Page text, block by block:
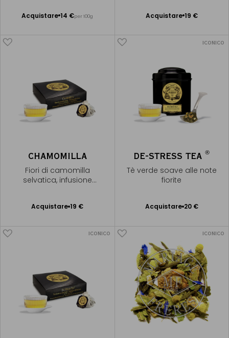
Acquistare 14 €per 100g
Aggiungere
Acquistare 19 €
Aggiungere
CHAMOMILLA
Fiori di camomilla
selvatica, infusione
Acquistare 19 €
Aggiungere
ICONICO
DE-STRESS TEA®
Tè verde soave alle note
fiorite
Acquistare 20 €
Aggiungere
ICONICO ICONICO